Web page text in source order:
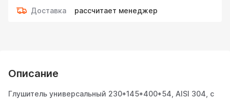
Доставка рассчитает менеджер
Описание
Глушитель универсальный 230*145*400*54, AISI 304, с